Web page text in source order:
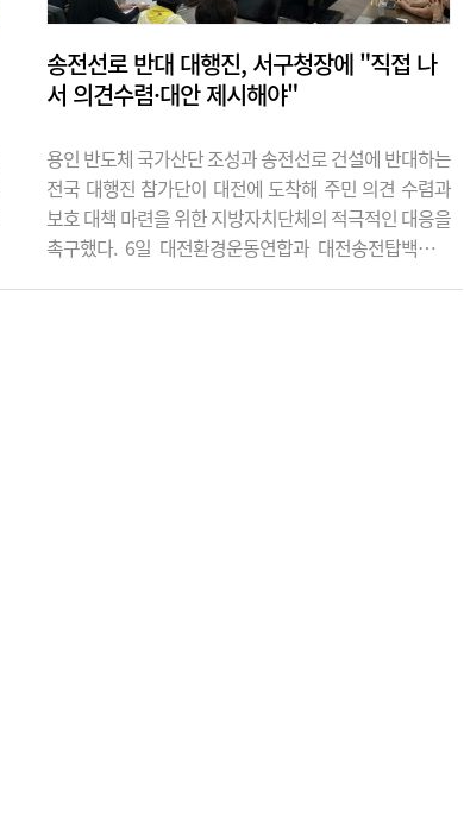
송전선로 반대 대행진, 서구청장에 "직접 나
서 의견수렴·대안 제시해야"
용인 반도체 국가산단 조성과 송전선로 건설에 반대하는
전국 대행진 참가단이 대전에 도착해 주민 의견 수렴과
보호 대책 마련을 위한 지방자치단체의 적극적인 대응을
촉구했다. 6일 대전환경운동연합과 대전송전탑백지화